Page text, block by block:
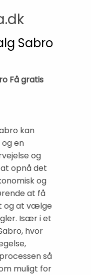
Sabro
Få gratis
kan
en
og
opnå det
og
at få
og at vælge
Især i et
hvor
så
muligt for